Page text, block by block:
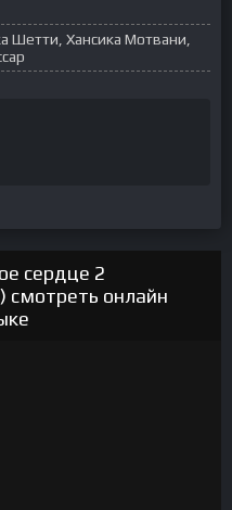
Шетти, Хансика Мотвани,
сердце 2
смотреть онлайн